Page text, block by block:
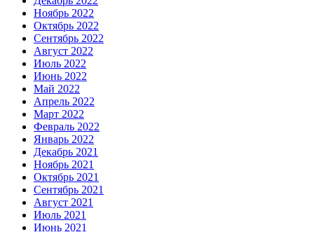
Ноябрь 2022
Октябрь 2022
Сентябрь 2022
Август 2022
Июль 2022
Июнь 2022
Май 2022
Апрель 2022
Март 2022
Февраль 2022
Январь 2022
Декабрь 2021
Ноябрь 2021
Октябрь 2021
Сентябрь 2021
Август 2021
Июль 2021
Июнь 2021